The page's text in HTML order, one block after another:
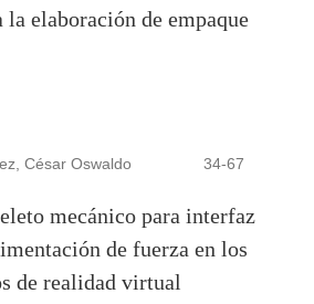
la elaboración de empaque
César Oswaldo
34-67
mecánico para interfaz
de fuerza en los
de realidad virtual